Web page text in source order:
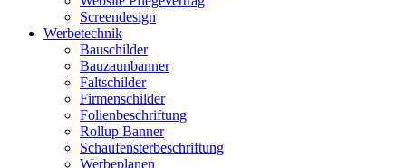
Screendesign
Werbetechnik
Bauschilder
Bauzaunbanner
Faltschilder
Firmenschilder
Folienbeschriftung
Rollup Banner
Schaufensterbeschriftung
Werbeplanen